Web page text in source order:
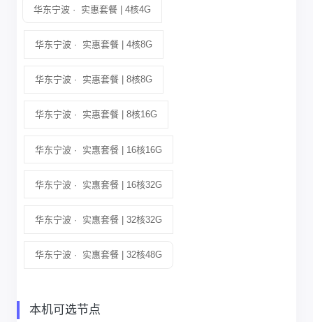
华东宁波 · 实惠套餐 | 4核4G
华东宁波 · 实惠套餐 | 4核8G
华东宁波 · 实惠套餐 | 8核8G
华东宁波 · 实惠套餐 | 8核16G
华东宁波 · 实惠套餐 | 16核16G
华东宁波 · 实惠套餐 | 16核32G
华东宁波 · 实惠套餐 | 32核32G
华东宁波 · 实惠套餐 | 32核48G
本机可选节点